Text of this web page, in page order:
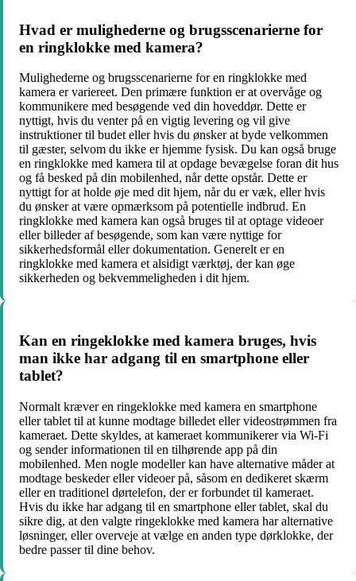
Hvad er mulighederne og brugsscenarierne for
en ringklokke med kamera?
Mulighederne og brugsscenarierne for en ringklokke med
kamera er variereet. Den primære funktion er at overvåge og
kommunikere med besøgende ved din hoveddør. Dette er
nyttigt, hvis du venter på en vigtig levering og vil give
instruktioner til budet eller hvis du ønsker at byde velkommen
til gæster, selvom du ikke er hjemme fysisk. Du kan også bruge
en ringklokke med kamera til at opdage bevægelse foran dit hus
og få besked på din mobilenhed, når dette opstår. Dette er
nyttigt for at holde øje med dit hjem, når du er væk, eller hvis
du ønsker at være opmærksom på potentielle indbrud. En
ringklokke med kamera kan også bruges til at optage videoer
eller billeder af besøgende, som kan være nyttige for
sikkerhedsformål eller dokumentation. Generelt er en
ringklokke med kamera et alsidigt værktøj, der kan øge
sikkerheden og bekvemmeligheden i dit hjem.
Kan en ringeklokke med kamera bruges, hvis
man ikke har adgang til en smartphone eller
tablet?
Normalt kræver en ringeklokke med kamera en smartphone
eller tablet til at kunne modtage billedet eller videostrømmen fra
kameraet. Dette skyldes, at kameraet kommunikerer via Wi-Fi
og sender informationen til en tilhørende app på din
mobilenhed. Men nogle modeller kan have alternative måder at
modtage beskeder eller videoer på, såsom en dedikeret skærm
eller en traditionel dørtelefon, der er forbundet til kameraet.
Hvis du ikke har adgang til en smartphone eller tablet, skal du
sikre dig, at den valgte ringeklokke med kamera har alternative
løsninger, eller overveje at vælge en anden type dørklokke, der
bedre passer til dine behov.